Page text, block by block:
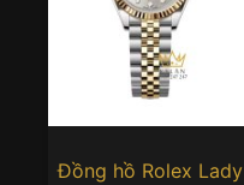
Đồng hồ Rolex Lady